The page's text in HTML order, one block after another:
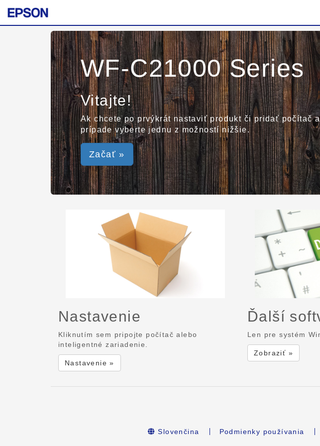
WF-C21000 Series
Vitajte!
Ak chcete po prvýkrát nastaviť produkt či pridať počítač
prípade vyberte jednu z možností nižšie.
Začať »
Nastavenie
Kliknutím sem pripojte počítač alebo
inteligentné zariadenie.
Nastavenie »
Ďalší
Len pre systém
Zobraziť »
Slovenčina Podmienky používania